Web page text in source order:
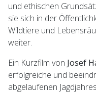
und ethischen
sie sich in der
Wildtiere und
weiter.
Ein Kurzfilm von Josef
erfolgreiche und
abgelaufenen